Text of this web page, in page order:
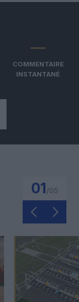
COMMENTAIRE
INSTANTANÉ
01